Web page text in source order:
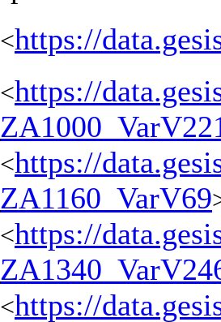
<https://
<https://
<https://
ZA1160_VarV69
<https://
<https://